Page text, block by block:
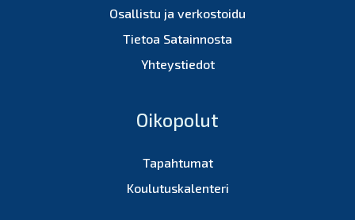
Osallistu ja verkostoidu
Tietoa Satainnosta
Yhteystiedot
Oikopolut
Tapahtumat
Koulutuskalenteri